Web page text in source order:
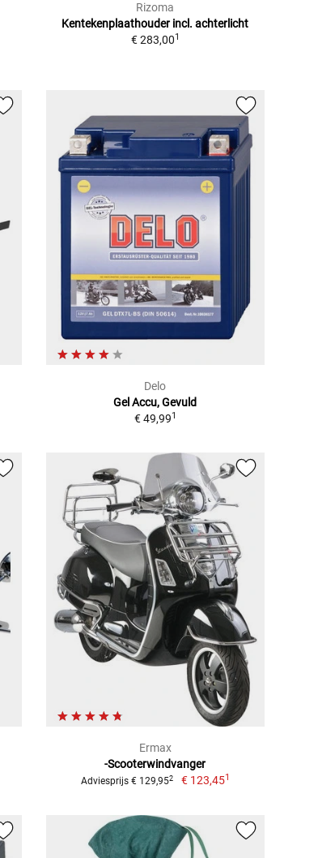
Rizoma
Kentekenplaathouder incl. achterlicht
€ 283,001
Delo
Gel Accu, Gevuld
€ 49,991
Ermax
-Scooterwindvanger
Adviesprijs € 129,952 € 123,451